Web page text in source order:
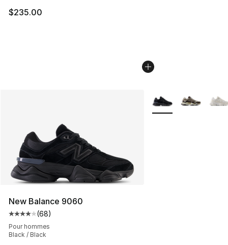
$235.00
New Balance 9060
Cote moyenne du client - [4 sur 5 étoiles], 68
(68)
Pour hommes
Black / Black
Plus de couleurs